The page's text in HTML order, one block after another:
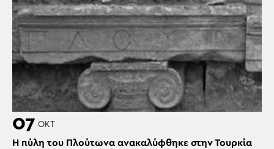
07 ΟΚΤ
Η πύλη του Πλούτωνα ανακαλύφθηκε στην Τουρκία